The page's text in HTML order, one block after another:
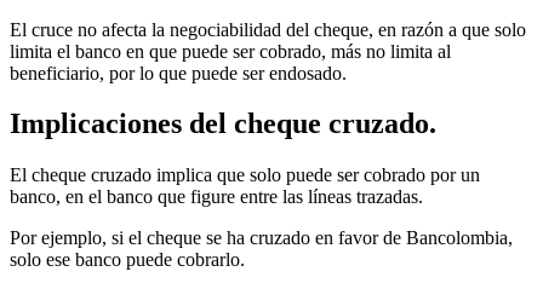
El cruce no afecta la negociabilidad del cheque, en razón a que solo
limita el banco en que puede ser cobrado, más no limita al
beneficiario, por lo que puede ser endosado.
Implicaciones del cheque cruzado.
El cheque cruzado implica que solo puede ser cobrado por un
banco, en el banco que figure entre las líneas trazadas.
Por ejemplo, si el cheque se ha cruzado en favor de Bancolombia,
solo ese banco puede cobrarlo.